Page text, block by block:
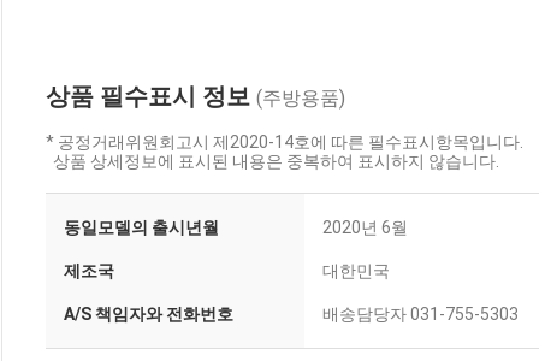
상품 필수표시 정보 (주방용품)
* 공정거래위원회고시 제2020-14호에 따른 필수표시항목입니다.
상품 상세정보에 표시된 내용은 중복하여 표시하지 않습니다.
동일모델의 출시년월 2020년 6월
제조국 대한민국
A/S 책임자와 전화번호 배송담당자 031-755-5303